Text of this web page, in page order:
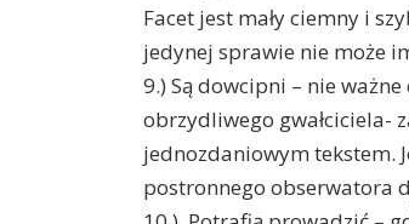
Facet jest mały ciemny i
jedynej sprawie nie może
9.) Są dowcipni – nie
obrzydliwego gwałciciela-
jednozdaniowym tekstem.
postronnego obserwatora